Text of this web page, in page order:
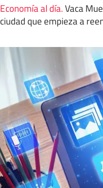
Economía al día.Vaca
ciudad que empieza a